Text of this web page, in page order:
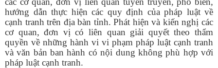
hướng dẫn thực hiện các quy định của pháp luật về
cạnh tranh trên địa bàn tỉnh. Phát hiện và kiến nghị các
cơ quan, đơn vị có liên quan giải quyết theo thẩm
quyền về những hành vi vi phạm pháp luật cạnh tranh
và văn bản ban hành có nội dung không phù hợp với
pháp luật cạnh tranh.